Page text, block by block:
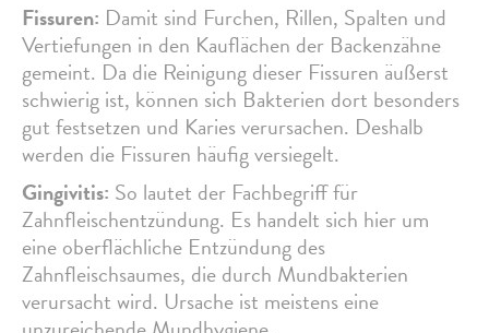
Fissuren: Damit sind Furchen, Rillen, Spalten und
Vertiefungen in den Kauflächen der Backenzähne
gemeint. Da die Reinigung dieser Fissuren äußerst
schwierig ist, können sich Bakterien dort besonders
gut festsetzen und Karies verursachen. Deshalb
werden die Fissuren häufig versiegelt.
Gingivitis: So lautet der Fachbegriff für
Zahnfleischentzündung. Es handelt sich hier um
eine oberflächliche Entzündung des
Zahnfleischsaumes, die durch Mundbakterien
verursacht wird. Ursache ist meistens eine